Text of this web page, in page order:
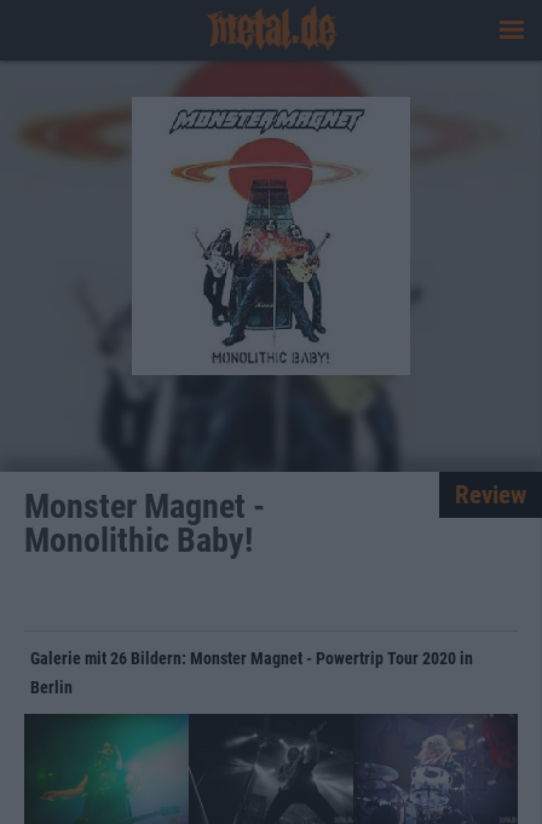
Monster Magnet -
Monolithic Baby!
Review
Galerie mit 26 Bildern: Monster Magnet - Powertrip Tour 2020 in
Berlin